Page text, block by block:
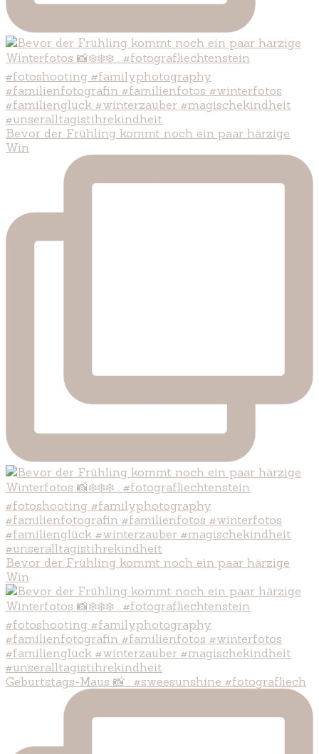
Bevor der Frühling kommt noch ein paar härzige
Win
Bevor der Frühling kommt noch ein paar härzige
Win
Geburtstags-Maus 📸 . #sweesunshine #fotografliech